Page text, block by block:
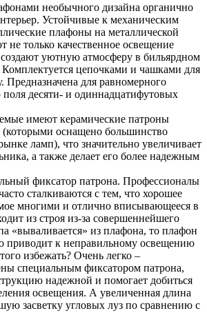
необычного дизайна органично
Устойчивые к механическим
плафоны на металлической
не только качественное освещение
уютную атмосферу в бильярдном
цепочками и чашками для
Предназначена для равномерного
десяти- и одиннадцатифутовых
имеют керамические патроны
(которыми оснащено большинство
ламп), что значительно увеличивает
а также делает его более надежным
фиксатор патрона. Профессионалы
сталкиваются с тем, что хорошее
многими и отлично вписывающееся в
из строя из-за совершеннейшего
«вываливается» из плафона, то плафон
приводит к неправильному освещению
избежать? Очень легко –
специальным фиксатором патрона,
надежной и помогает добиться
освещения. А увеличенная длина
засветку угловых луз по сравнению с